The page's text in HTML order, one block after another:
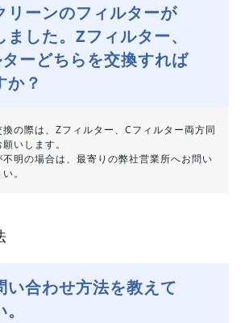
リーンのフィルターが
ました。Zフィルター、
ーどちらを交換すれば
か？
の際は、Zフィルター、Cフィルター両方同
いします。
明の場合は、最寄りの弊社営業所へお問い
い。
い合わせ方法を教えて